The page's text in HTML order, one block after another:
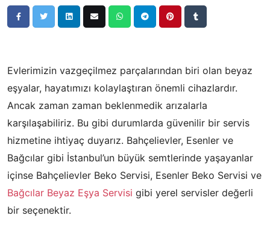
Evlerimizin vazgeçilmez parçalarından biri olan beyaz
eşyalar, hayatımızı kolaylaştıran önemli cihazlardır.
Ancak zaman zaman beklenmedik arızalarla
karşılaşabiliriz. Bu gibi durumlarda güvenilir bir servis
hizmetine ihtiyaç duyarız. Bahçelievler, Esenler ve
Bağcılar gibi İstanbul’un büyük semtlerinde yaşayanlar
içinse Bahçelievler Beko Servisi, Esenler Beko Servisi ve
Bağcılar Beyaz Eşya Servisi gibi yerel servisler değerli
bir seçenektir.